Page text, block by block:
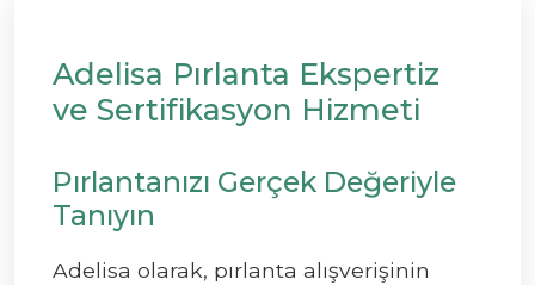
Adelisa Pırlanta Ekspertiz
ve Sertifikasyon Hizmeti
Pırlantanızı Gerçek Değeriyle
Tanıyın
Adelisa olarak, pırlanta alışverişinin